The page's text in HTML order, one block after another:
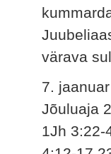
värava
7. jaanuar
Jõuluaja
1Jh 3:22-